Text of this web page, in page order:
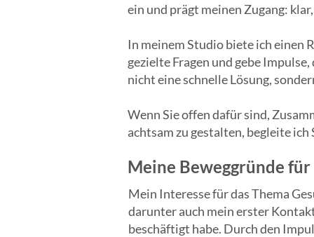
ein und prägt meinen Zugang:
In meinem Studio biete ich einen
gezielte Fragen und gebe
nicht eine schnelle Lösung,
Wenn Sie offen dafür sind,
achtsam zu gestalten, begleite
Meine Beweggründe
Mein Interesse für das Thema
darunter auch mein erster
beschäftigt habe. Durch den